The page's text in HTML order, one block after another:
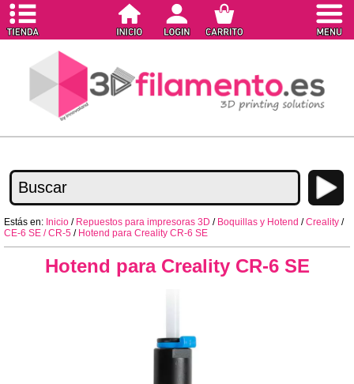
Estás en: Inicio / Repuestos para impresoras 3D / Boquillas y Hotend /Creality /
CE-6 SE / CR-5 / Hotend para Creality CR-6 SE
Hotend para Creality CR-6 SE